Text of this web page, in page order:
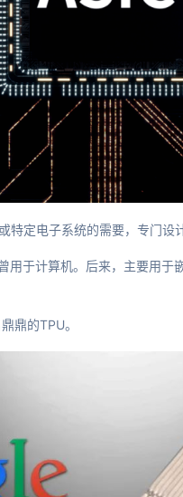
定电子系统的需要，专门设
于计算机。后来，主要用于
鼎的TPU。